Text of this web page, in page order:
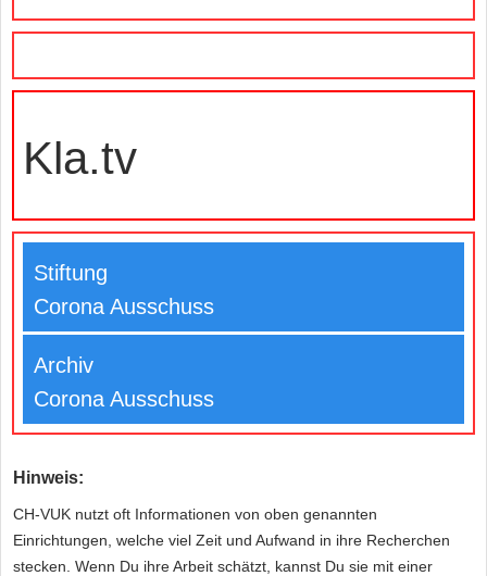
Kla.tv
Stiftung
Corona Ausschuss
Archiv
Corona Ausschuss
Hinweis:
CH-VUK nutzt oft Informationen von oben genannten
Einrichtungen, welche viel Zeit und Aufwand in ihre Recherchen
stecken. Wenn Du ihre Arbeit schätzt, kannst Du sie mit einer